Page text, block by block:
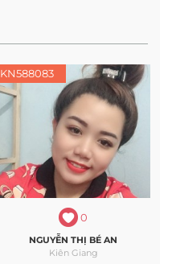
KN588083
0
NGUYỄN THỊ BÉ AN
Kiên Giang